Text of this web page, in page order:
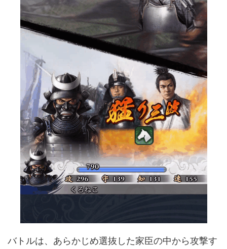
バトルは、あらかじめ選抜した家臣の中から攻撃す